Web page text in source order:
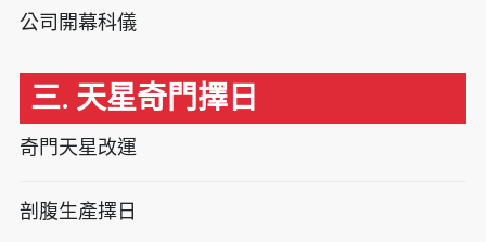
公司開幕科儀
三. 天星奇門擇日
奇門天星改運
剖腹生產擇日